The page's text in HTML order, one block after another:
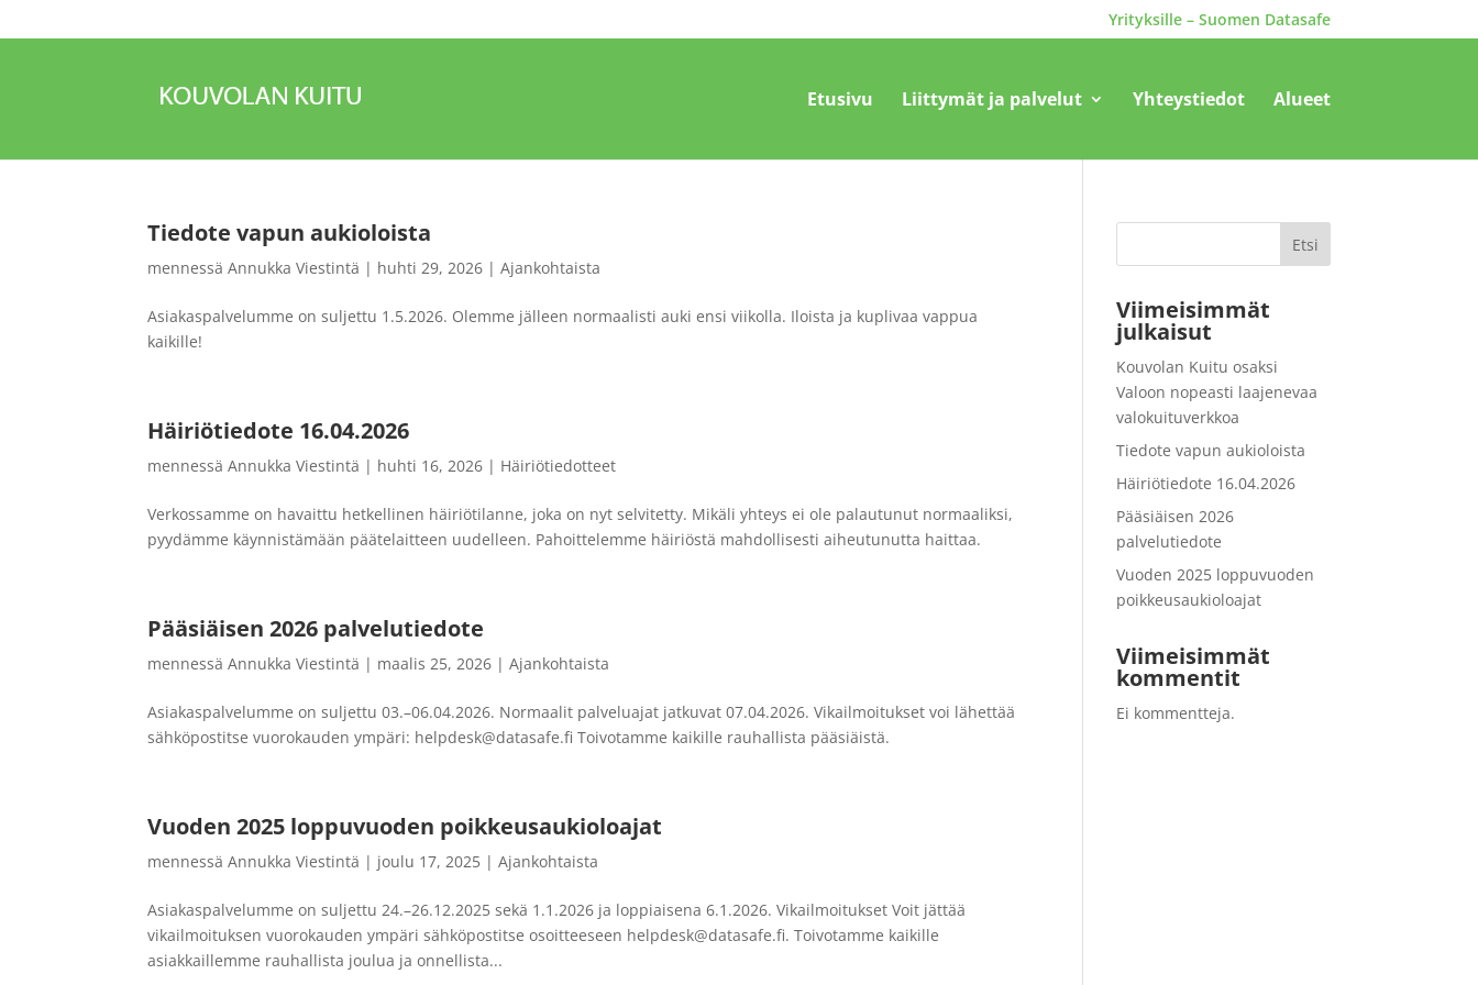
Yrityksille – Suomen Datasafe
Etusivu Liittymät ja palvelut Yhteystiedot Alueet
Tiedote vapun aukioloista
mennessäAnnukka Viestintä | huhti 29, 2026 |Ajankohtaista
Asiakaspalvelumme on suljettu 1.5.2026. Olemme jälleen normaalisti auki ensi viikolla. Iloista ja kuplivaa vappua
kaikille!
Häiriötiedote 16.04.2026
mennessäAnnukka Viestintä | huhti 16, 2026 | Häiriötiedotteet
Verkossamme on havaittu hetkellinen häiriötilanne, joka on nyt selvitetty. Mikäli yhteys ei ole palautunut normaaliksi,
pyydämme käynnistämään päätelaitteen uudelleen. Pahoittelemme häiriöstä mahdollisesti aiheutunutta haittaa.
Pääsiäisen 2026 palvelutiedote
mennessäAnnukka Viestintä | maalis 25, 2026 |Ajankohtaista
Asiakaspalvelumme on suljettu 03.–06.04.2026. Normaalit palveluajat jatkuvat 07.04.2026. Vikailmoitukset voi lähettää
sähköpostitse vuorokauden ympäri: helpdesk@datasafe.fi Toivotamme kaikille rauhallista pääsiäistä.
Vuoden 2025 loppuvuoden poikkeusaukioloajat
mennessäAnnukka Viestintä | joulu 17, 2025 |Ajankohtaista
Asiakaspalvelumme on suljettu 24.–26.12.2025 sekä 1.1.2026 ja loppiaisena 6.1.2026. Vikailmoitukset Voit jättää
vikailmoituksen vuorokauden ympäri sähköpostitse osoitteeseen helpdesk@datasafe.fi. Toivotamme kaikille
asiakkaillemme rauhallista joulua ja onnellista...
Etsi
Viimeisimmät
julkaisut
Kouvolan Kuitu osaksi
Valoon nopeasti laajenevaa
valokuituverkkoa
Tiedote vapun aukioloista
Häiriötiedote 16.04.2026
Pääsiäisen 2026
palvelutiedote
Vuoden 2025 loppuvuoden
poikkeusaukioloajat
Viimeisimmät
kommentit
Ei kommentteja.